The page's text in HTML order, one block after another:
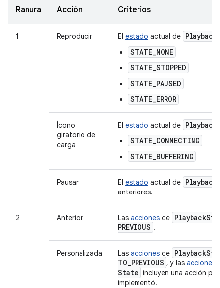
Ranura Acción Criterios
1 Reproducir El estado actual de Playback
STATE_NONE
STATE_STOPPED
STATE_PAUSED
STATE_ERROR
Ícono
giratorio de
carga
El estado actual de Playback
STATE_CONNECTING
STATE_BUFFERING
Pausar El estado actual de Playback
anteriores.
2 Anterior Las acciones de Playback
PREVIOUS .
Personalizada Las acciones de Playback
TO_PREVIOUS , y las acciones
State incluyen una acción
implementó.